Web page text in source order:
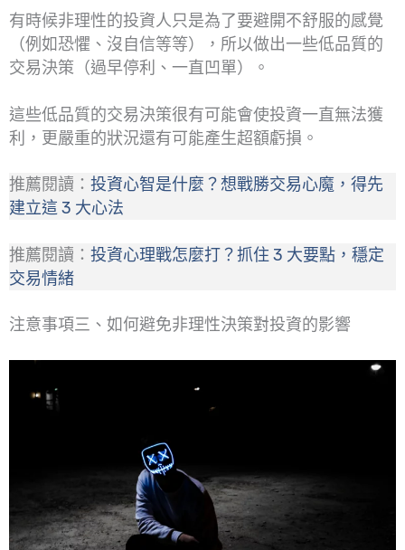
有時候非理性的投資人只是為了要避開不舒服的感覺
（例如恐懼、沒自信等等），所以做出一些低品質的
交易決策（過早停利、一直凹單）。
這些低品質的交易決策很有可能會使投資一直無法獲
利，更嚴重的狀況還有可能產生超額虧損。
推薦閱讀： 投資心智是什麼？想戰勝交易心魔，得先
建立這 3 大心法
推薦閱讀： 投資心理戰怎麼打？抓住 3 大要點，穩定
交易情緒
注意事項三、如何避免非理性決策對投資的影響